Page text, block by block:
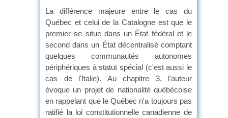
La différence majeure entre le cas du
Québec et celui de la Catalogne est que le
premier se situe dans un État fédéral et le
second dans un État décentralisé comptant
quelques communautés autonomes
périphériques à statut spécial (c'est aussi le
cas de l'Italie). Au chapitre 3, l'auteur
évoque un projet de nationalité québécoise
en rappelant que le Québec n'a toujours pas
ratifié la loi constitutionnelle canadienne de